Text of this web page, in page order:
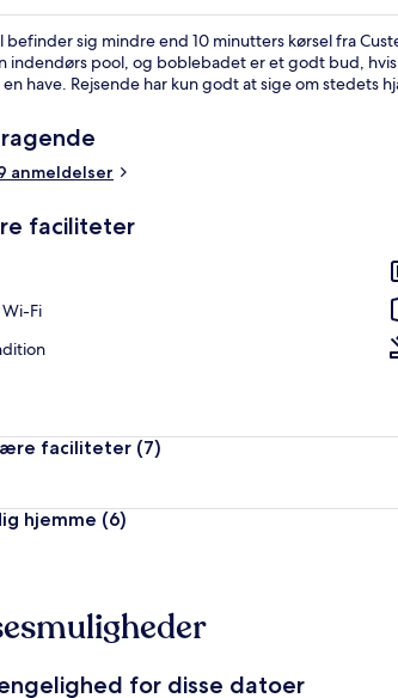
sig mindre end 10 minutters kørsel fra
indendørs pool, og boblebadet er et godt bud,
en have. Rejsende har kun godt at sige om stedets
anmeldelser
faciliteter
Fi
faciliteter (7)
hjemme (6)
for disse datoer